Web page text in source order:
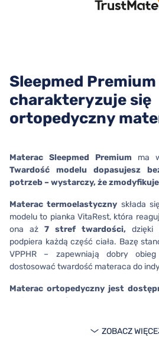
Sleepmed
charakteryzuje się
ortopedyczny
Materac Sleepmed Premium ma
Twardość modelu dopasujesz
potrzeb – wystarczy, że
Materac termoelastyczny składa
modelu to pianka VitaRest, która
ona aż 7 stref twardości, dzięki
podpiera każdą część ciała. Bazę
VPPHR – zapewniają dobry
dostosować twardość materaca do
Materac ortopedyczny jest
Możesz wybrać: 80x200, 90x200,
dlatego masz pewność, że jest
ZOBACZ